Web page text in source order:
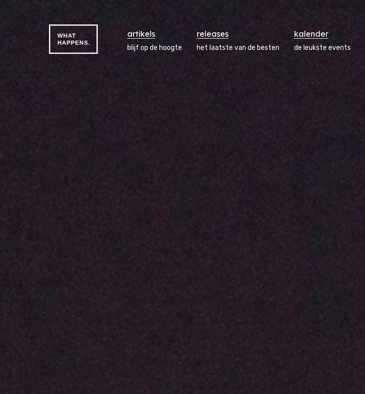
artikels
blijf op de hoogte
releases
het laatste van de besten
kalender
de leukste events